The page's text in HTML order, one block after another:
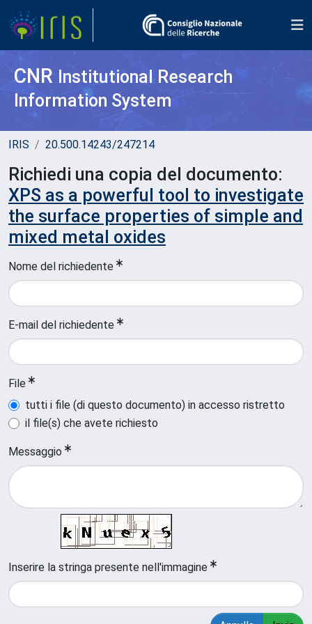
CNR Institutional Research
Information System
IRIS 20.500.14243/247214
Richiedi una copia del documento:
XPS as a powerful tool to investigate
the surface properties of simple and
mixed metal oxides
Nome del richiedente
E-mail del richiedente
File
tutti i file (di questo documento) in accesso ristretto
il file(s) che avete richiesto
Messaggio
Inserire la stringa presente nell'immagine